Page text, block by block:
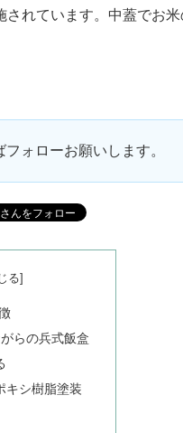
れています。中蓋でお
ォローお願いします。
らの兵式飯盒
キシ樹脂塗装